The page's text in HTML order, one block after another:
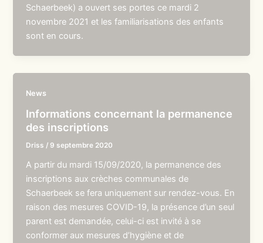
Schaerbeek) a ouvert ses portes ce mardi 2
novembre 2021 et les familiarisations des enfants
sont en cours.
News
Informations concernant la permanence
des inscriptions
Driss / 9 septembre 2020
A partir du mardi 15/09/2020, la permanence des
inscriptions aux crèches communales de
Schaerbeek se fera uniquement sur rendez-vous. En
raison des mesures COVID-19, la présence d’un seul
parent est demandée, celui-ci est invité à se
conformer aux mesures d’hygiène et de